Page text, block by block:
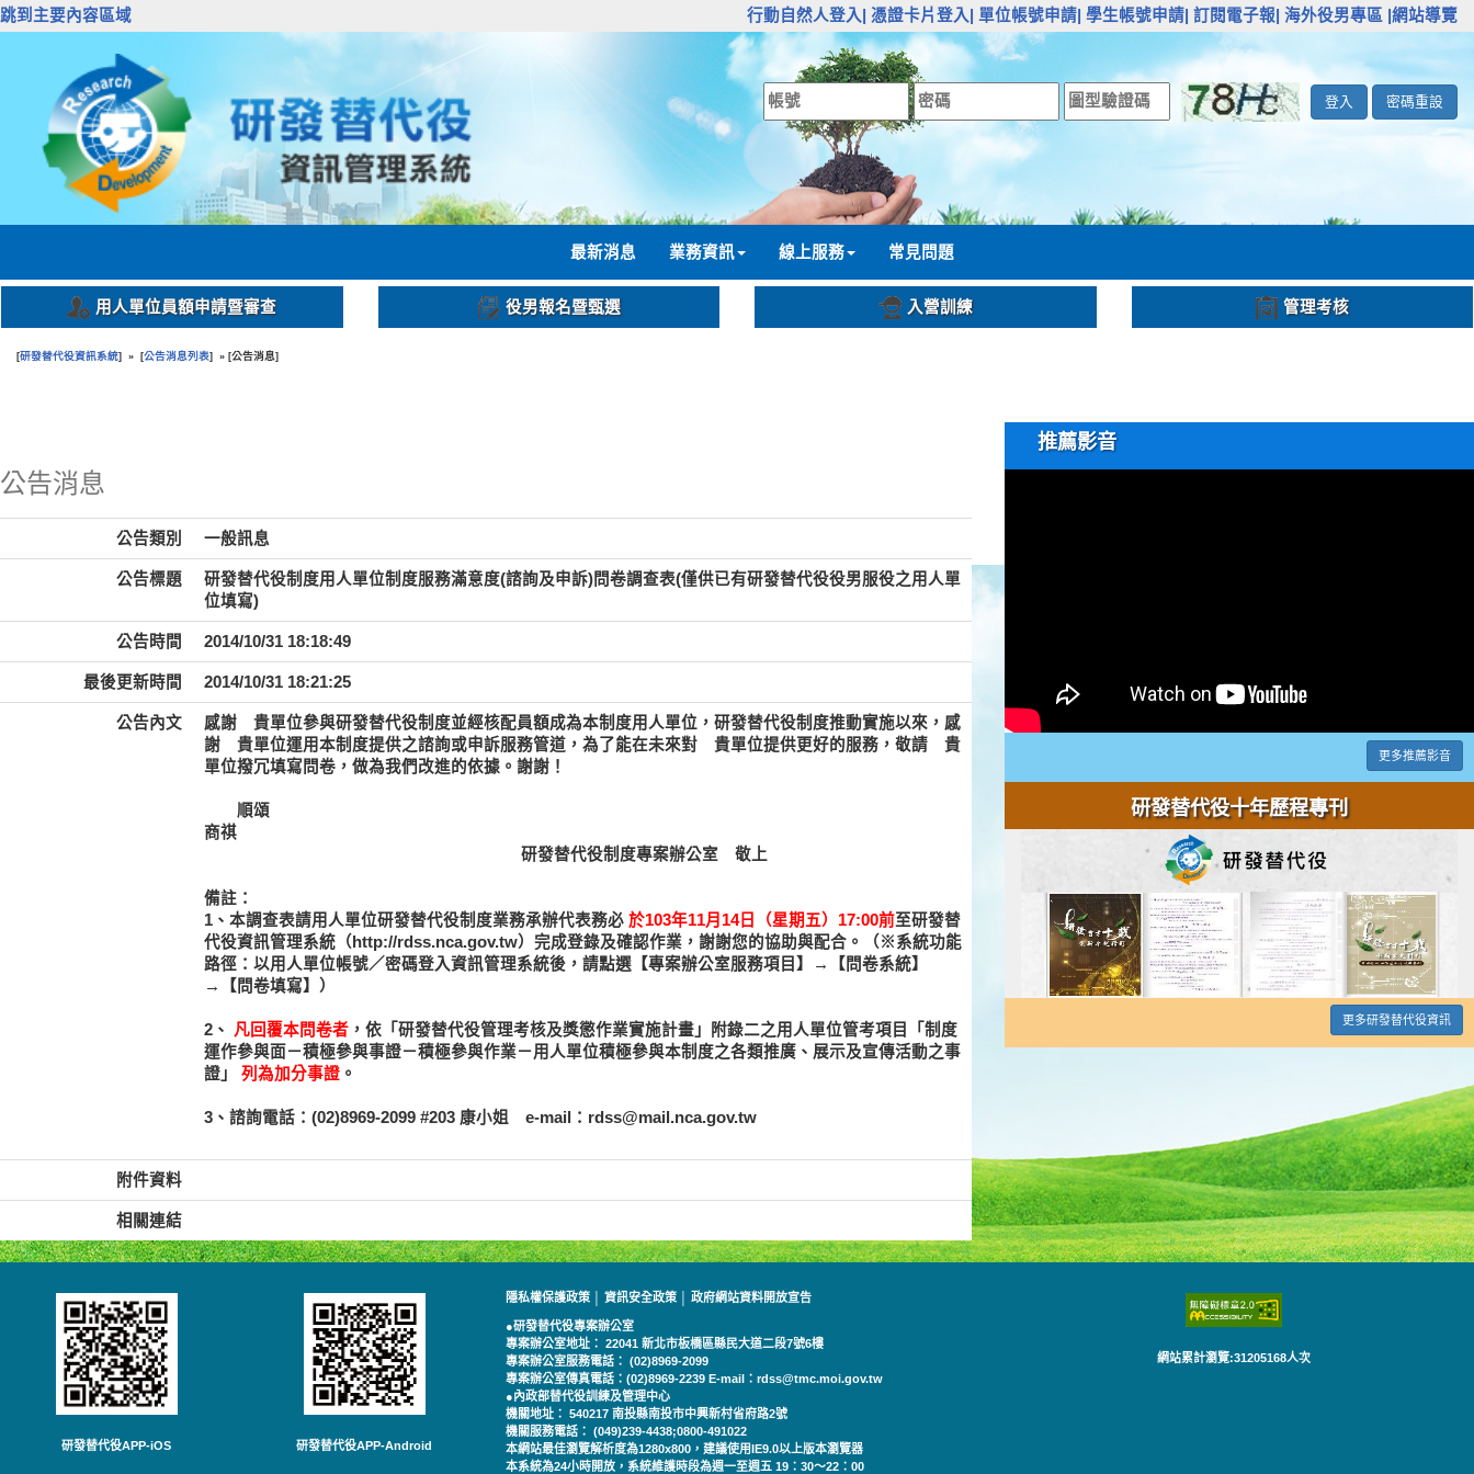
跳到主要內容區域 行動自然人登入| 憑證卡片登入| 單位帳號申請| 學生帳號申請| 訂閱電子報| 海外役男專區 |網站導覽
登入 密碼重設
最新消息 業務資訊 線上服務 常見問題
用人單位員額申請暨審查 役男報名暨甄選 入營訓練 管理考核
[研發替代役資訊系統] » [公告消息列表] » [公告消息]
公告消息
公告類別 一般訊息
公告標題
研發替代役制度用人單位制度服務滿意度(諮詢及申訴)問卷調查表(僅供已有研發替代役役男服役之用人單
位填寫)
公告時間 2014/10/31 18:18:49
最後更新時間 2014/10/31 18:21:25
公告內文
感謝 貴單位參與研發替代役制度並經核配員額成為本制度用人單位，研發替代役制度推動實施以來，感
謝 貴單位運用本制度提供之諮詢或申訴服務管道，為了能在未來對 貴單位提供更好的服務，敬請 貴
單位撥冗填寫問卷，做為我們改進的依據。謝謝！
順頌
商祺
研發替代役制度專案辦公室 敬上
備註：
1、本調查表請用人單位研發替代役制度業務承辦代表務必 於103年11月14日（星期五）17:00前至研發替
代役資訊管理系統（http://rdss.nca.gov.tw）完成登錄及確認作業，謝謝您的協助與配合。（※系統功能
路徑：以用人單位帳號／密碼登入資訊管理系統後，請點選【專案辦公室服務項目】→【問卷系統】
→【問卷填寫】）
2、 凡回覆本問卷者 ，依「研發替代役管理考核及獎懲作業實施計畫」附錄二之用人單位管考項目「制度
運作參與面－積極參與事證－積極參與作業－用人單位積極參與本制度之各類推廣、展示及宣傳活動之事
證」 列為加分事證 。
3、諮詢電話：(02)8969-2099 #203 康小姐 e-mail：rdss@mail.nca.gov.tw
附件資料
相關連結
推薦影音
更多推薦影音
研發替代役十年歷程專刊
更多研發替代役資訊
研發替代役APP-iOS 研發替代役APP-Android
隱私權保護政策 資訊安全政策 政府網站資料開放宣告
●研發替代役專案辦公室
專案辦公室地址： 22041 新北市板橋區縣民大道二段7號6樓
專案辦公室服務電話： (02)8969-2099
專案辦公室傳真電話：(02)8969-2239 E-mail：rdss@tmc.moi.gov.tw
●內政部替代役訓練及管理中心
機關地址： 540217 南投縣南投市中興新村省府路2號
機關服務電話： (049)239-4438;0800-491022
本網站最佳瀏覽解析度為1280x800，建議使用IE9.0以上版本瀏覽器
本系統為24小時開放，系統維護時段為週一至週五 19：30～22：00
網站累計瀏覽:31205168人次